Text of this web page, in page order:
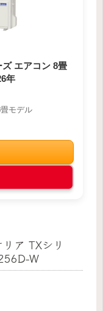
エアコン 8畳
年
モデル
ア TXシリ
W